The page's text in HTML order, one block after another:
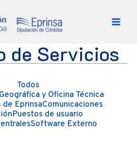
de Servicios
Todos
y Oficina Técnica
EprinsaComunicaciones
Puestos de usuario
Software Externo